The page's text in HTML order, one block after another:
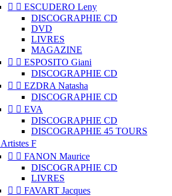
  ESCUDERO Leny
DISCOGRAPHIE CD
DVD
LIVRES
MAGAZINE
  ESPOSITO Giani
DISCOGRAPHIE CD
  EZDRA Natasha
DISCOGRAPHIE CD
  EVA
DISCOGRAPHIE CD
DISCOGRAPHIE 45 TOURS
Artistes F
  FANON Maurice
DISCOGRAPHIE CD
LIVRES
  FAVART Jacques